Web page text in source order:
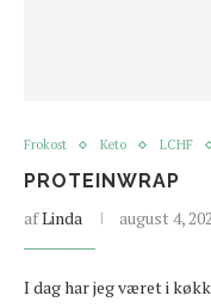
Frokost Keto LCHF
PROTEINWRAP
afLinda august 4,
I dag har jeg været i